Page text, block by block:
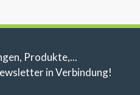
Produkte,...
in Verbindung!